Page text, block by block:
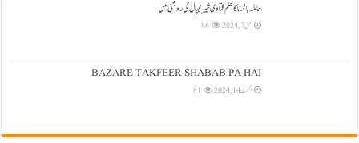
حاملہ بالزنا کا حکم فتاویٰ شیرنیپال کی روشنی میں
مئی 7, 2024 86
BAZARE TAKFEER SHABAB PA HAI
اگست 14, 2024 81